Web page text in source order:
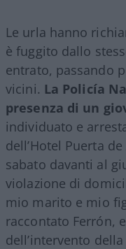
Le urla hanno
è fuggito dallo
entrato, passando
vicini. La Policía
presenza di un
individuato e
dell’Hotel Puerta
sabato davanti al
violazione di
mio marito e mio
raccontato Ferrón,
dell’intervento